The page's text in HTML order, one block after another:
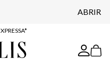
ABRIR
EM LOJA*